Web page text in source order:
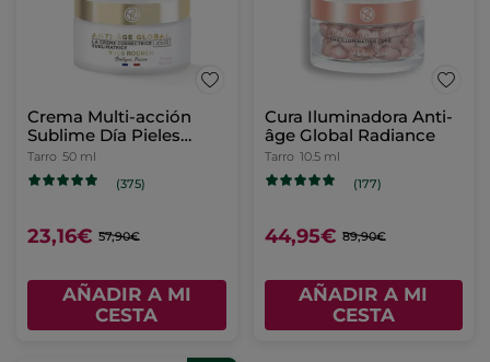
Crema Multi-acción
Sublime Día Pieles
Secas
Tarro 50 ml
(375)
23,16€ 57,90€
AÑADIR A MI
CESTA
Cura Iluminadora Anti-
âge Global Radiance
Tarro 10.5 ml
(177)
44,95€ 89,90€
AÑADIR A MI
CESTA